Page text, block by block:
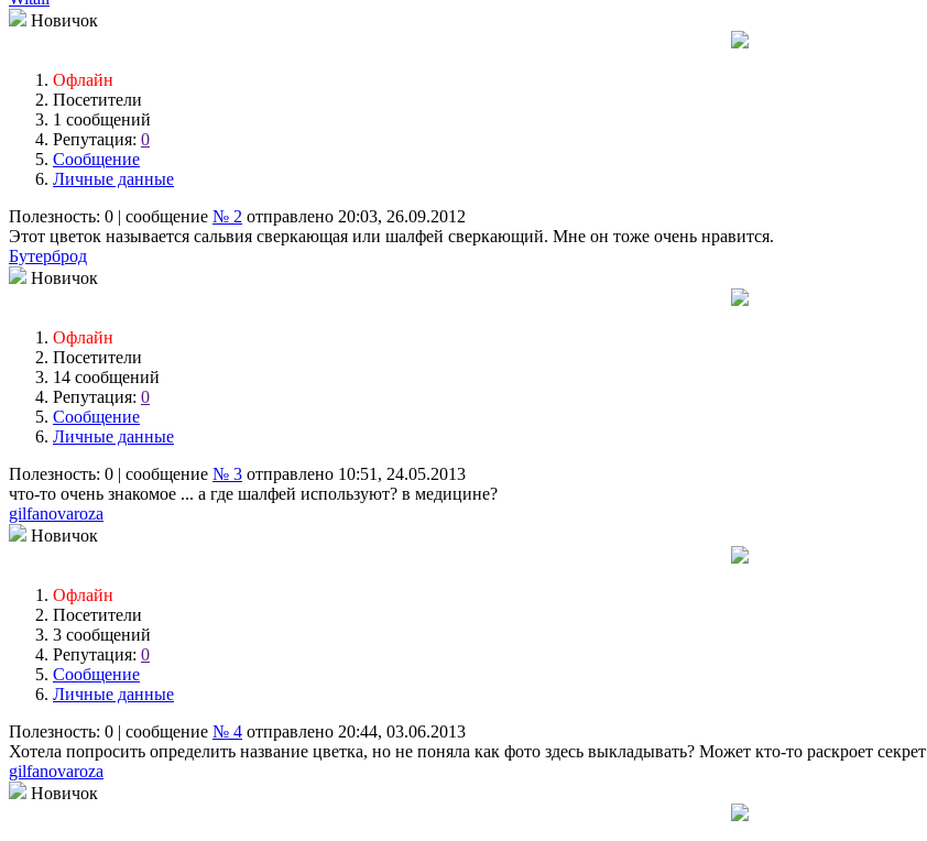
Новичок
Офлайн
Посетители
1 сообщений
Репутация: 0
Сообщение
Личные данные
Полезность: 0 | сообщение № 2 отправлено 20:03, 26.09.2012
Этот цветок называется сальвия сверкающая или шалфей сверкающий. Мне он тоже очень нравится.
Бутерброд
Новичок
Офлайн
Посетители
14 сообщений
Репутация: 0
Сообщение
Личные данные
Полезность: 0 | сообщение № 3 отправлено 10:51, 24.05.2013
что-то очень знакомое ... а где шалфей используют? в медицине?
gilfanovaroza
Новичок
Офлайн
Посетители
3 сообщений
Репутация: 0
Сообщение
Личные данные
Полезность: 0 | сообщение № 4 отправлено 20:44, 03.06.2013
Хотела попросить определить название цветка, но не поняла как фото здесь выкладывать? Может кто-то раскроет секрет
gilfanovaroza
Новичок